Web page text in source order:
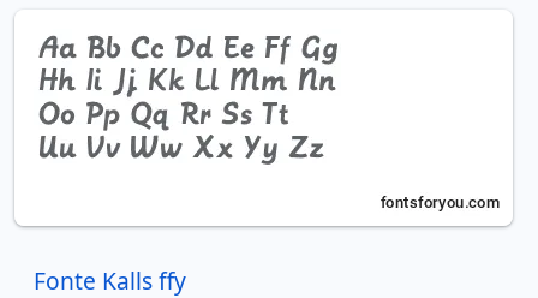
Fonte Kalls ffy